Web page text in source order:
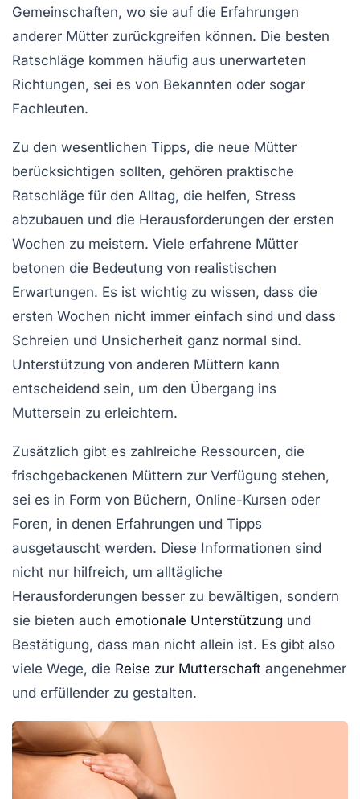
Gemeinschaften, wo sie auf die Erfahrungen
anderer Mütter zurückgreifen können. Die besten
Ratschläge kommen häufig aus unerwarteten
Richtungen, sei es von Bekannten oder sogar
Fachleuten.
Zu den wesentlichen Tipps, die neue Mütter
berücksichtigen sollten, gehören praktische
Ratschläge für den Alltag, die helfen, Stress
abzubauen und die Herausforderungen der ersten
Wochen zu meistern. Viele erfahrene Mütter
betonen die Bedeutung von realistischen
Erwartungen. Es ist wichtig zu wissen, dass die
ersten Wochen nicht immer einfach sind und dass
Schreien und Unsicherheit ganz normal sind.
Unterstützung von anderen Müttern kann
entscheidend sein, um den Übergang ins
Muttersein zu erleichtern.
Zusätzlich gibt es zahlreiche Ressourcen, die
frischgebackenen Müttern zur Verfügung stehen,
sei es in Form von Büchern, Online-Kursen oder
Foren, in denen Erfahrungen und Tipps
ausgetauscht werden. Diese Informationen sind
nicht nur hilfreich, um alltägliche
Herausforderungen besser zu bewältigen, sondern
sie bieten auch emotionale Unterstützung und
Bestätigung, dass man nicht allein ist. Es gibt also
viele Wege, die Reise zur Mutterschaft angenehmer
und erfüllender zu gestalten.